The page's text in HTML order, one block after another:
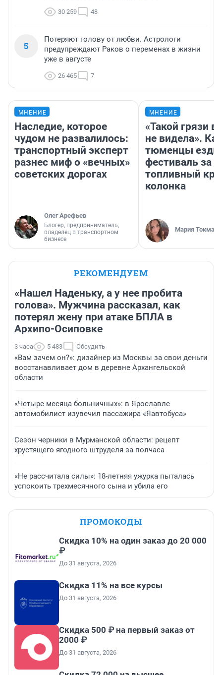
30 259 48
5
Потеряют голову от любви. Астрологи
предупреждают Раков о переменах в жизни
уже в августе
26 465 7
МНЕНИЕ
Наследие, которое
чудом не развалилось:
транспортный эксперт
разнес миф о «вечных»
советских дорогах
Олег Арефьев
Блогер, предприниматель,
владелец в транспортном
бизнесе
МНЕНИЕ
«Такой грязи
не видела».
тюменцы
фестиваль за
топливный
колонка
Мария
РЕКОМЕНДУЕМ
«Нашел Наденьку, а у нее пробита
голова». Мужчина рассказал, как
потерял жену при атаке БПЛА в
Архипо-Осиповке
3 часа 5 483 Обсудить
«Вам зачем он?»: дизайнер из Москвы за свои деньги
восстанавливает дом в деревне Архангельской
области
«Четыре месяца больничных»: в Ярославле
автомобилист изувечил пассажира «Яавтобуса»
Сезон черники в Мурманской области: рецепт
хрустящего ягодного штруделя за полчаса
«Не рассчитала силы»: 18-летняя ужурка пыталась
успокоить трехмесячного сына и убила его
ПРОМОКОДЫ
Скидка 10% на один заказ до 20 000
₽
До 31 августа, 2026
Скидка 11% на все курсы
До 31 августа, 2026
Скидка 500 ₽ на первый заказ от
2000 ₽
До 31 августа, 2026